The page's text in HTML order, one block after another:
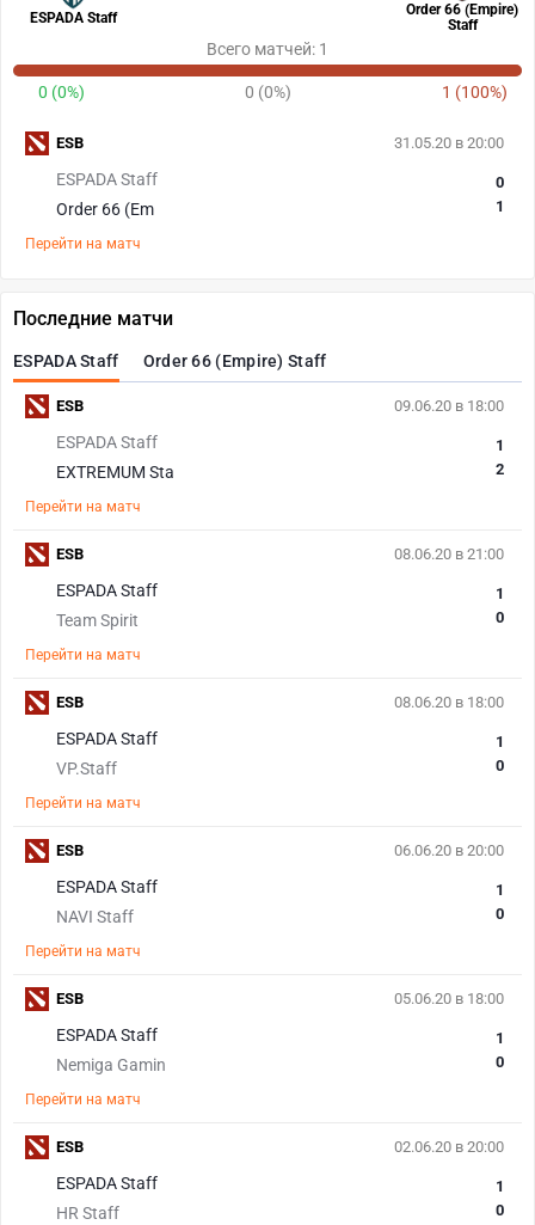
ESPADA Staff
Order 66 (Empire)
Staff
Всего матчей: 1
0 (0%) 0 (0%) 1 (100%)
31.05.20 в 20:00
ESPADA Staff
Order 66 (Em
0
1
Перейти на матч
ESB
Последние матчи
ESPADA Staff Order 66 (Empire) Staff
09.06.20 в 18:00
ESPADA Staff
EXTREMUM Sta
1
2
Перейти на матч
ESB
08.06.20 в 21:00
ESPADA Staff
Team Spirit
1
0
Перейти на матч
ESB
08.06.20 в 18:00
ESPADA Staff
VP.Staff
1
0
Перейти на матч
ESB
06.06.20 в 20:00
ESPADA Staff
NAVI Staff
1
0
Перейти на матч
ESB
05.06.20 в 18:00
ESPADA Staff
Nemiga Gamin
1
0
Перейти на матч
ESB
02.06.20 в 20:00
ESPADA Staff
HR Staff
1
0
ESB